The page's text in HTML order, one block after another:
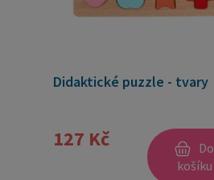
Didaktické puzzle - tvary
127 Kč
Do
košíku